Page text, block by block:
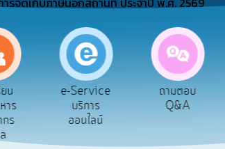
Service
บริการ
ออนไลน์
ถามตอบ
สำรวจความ
พึงพอใจ